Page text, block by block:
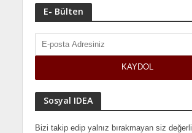
E- Bülten
Sosyal IDEA
Bizi takip edip yalnız bırakmayan siz değerli